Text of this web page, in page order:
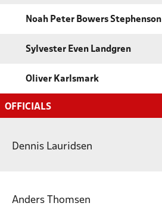
Noah Peter Bowers Stephenson
Sylvester Even Landgren
Oliver Karlsmark
OFFICIALS
Dennis Lauridsen
Anders Thomsen